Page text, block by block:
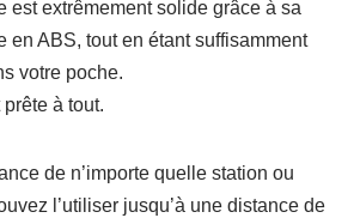
est extrêmement solide grâce à sa
en ABS, tout en étant suffisamment
votre poche.
à tout.
de n’importe quelle station ou
l’utiliser jusqu’à une distance de